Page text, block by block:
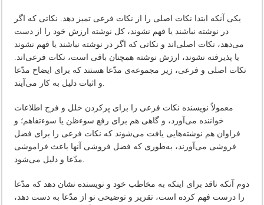
یکی‌ آنکه‌ ابتدا نکات‌ اصلی‌ را از نکات‌ فرعی‌ تمیز دهد. نکاتی‌ که‌ اگر
در نوشته‌ نباشند یا فهم‌ نشوند، کل‌ نوشته‌ ارزش‌ خود را از دست‌
می‌دهد، نکات‌ اصلی‌اند و نکاتی‌ که‌ اگر در نوشته‌ نباشند یا فهم‌ نشوند
یا پذیرفته‌ نشوند، ارزش‌ نوشته‌ همچنان‌ باقی‌ است‌، نکات‌ فرعی‌اند.
نکات‌ اصلی‌ و فرعی‌، زیر مجموعه‌ی‌ مدّعا هستند که‌ برای‌ ایضاح‌ مدّعا
و اثبات‌ دلیل‌ به‌ کار می‌آیند.
معمولاً نویسنده‌ نکات‌ فرعی‌ را برای‌ پرکردن‌ خلل‌ و فرج‌ اطلاعات‌
خواننده‌ می‌آورد، و گاهی‌ هم‌ برای‌ رفع‌ سوءظن‌ یا سوءتفاهم‌؛ و
فراوان‌ هم‌ نوشته‌هایی‌ یافت‌ می‌شوند که‌ نکات‌ فرعی‌ را برای‌ فضل‌
فروشی‌ می‌آورند، به‌طوری‌ که‌ فضل‌ فروشی‌ آنها باعث‌ فراموشی‌
مدّعا و دلیل‌ می‌شود.
دوم‌ آنکه‌ ناقد برای‌ اینکه‌ به‌ مخاطب‌ خود و نویسنده‌ نشان‌ دهد که‌ مدّعا
را درست‌ فهم‌ کرده‌ است‌، تقریر و توضیحی‌ نو از مدّعا به‌ دست‌ دهد،